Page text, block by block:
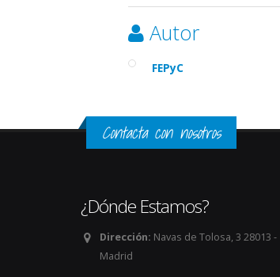
Autor
FEPyC
Contacta con nosotros
¿Dónde Estamos?
Dirección: Navas de Tolosa, 3 28013 -
Madrid